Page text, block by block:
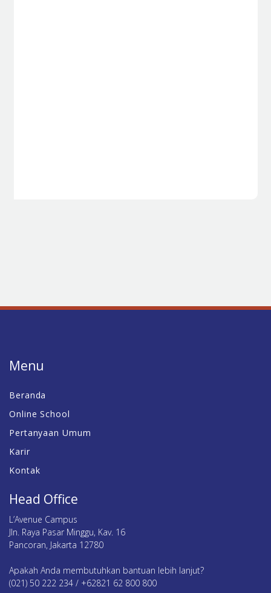
Menu
Beranda
Online School
Pertanyaan Umum
Karir
Kontak
Head Office
L’Avenue Campus
Jln. Raya Pasar Minggu, Kav. 16
Pancoran, Jakarta 12780
Apakah Anda membutuhkan bantuan lebih lanjut?
(021) 50 222 234 / +62821 62 800 800